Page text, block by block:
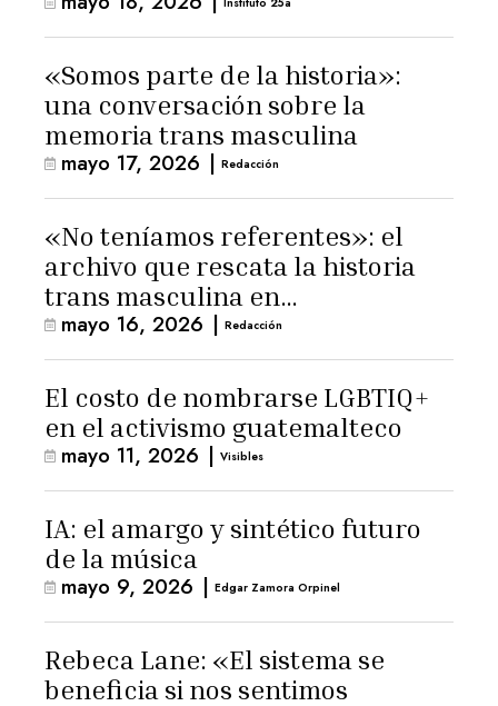
«Somos parte de la historia»:
una conversación sobre la
memoria trans masculina
mayo 17, 2026 | Redacción
«No teníamos referentes»: el
archivo que rescata la historia
trans masculina en
Latinoamérica
mayo 16, 2026 | Redacción
El costo de nombrarse LGBTIQ+
en el activismo guatemalteco
mayo 11, 2026 | Visibles
IA: el amargo y sintético futuro
de la música
mayo 9, 2026 | Edgar Zamora Orpinel
Rebeca Lane: «El sistema se
beneficia si nos sentimos